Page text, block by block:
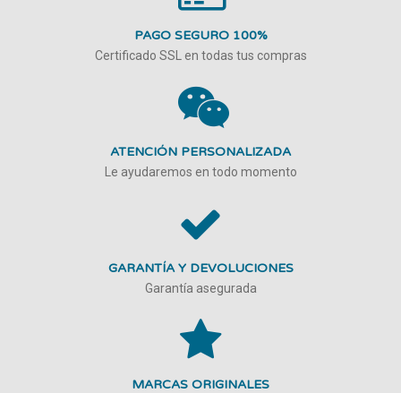
PAGO SEGURO 100%
Certificado SSL en todas tus compras
ATENCIÓN PERSONALIZADA
Le ayudaremos en todo momento
GARANTÍA Y DEVOLUCIONES
Garantía asegurada
MARCAS ORIGINALES